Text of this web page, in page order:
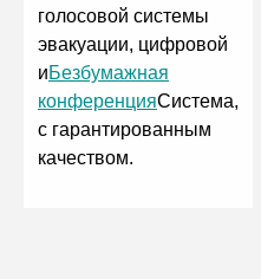
голосовой системы
эвакуации, цифровой
иБезбумажная
конференцияСистема,
с гарантированным
качеством.